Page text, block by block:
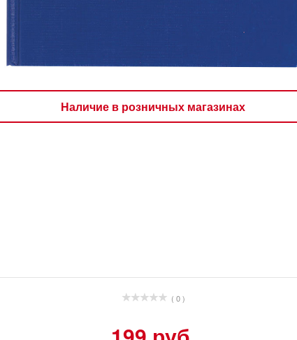
Наличие в розничных магазинах
( 0 )